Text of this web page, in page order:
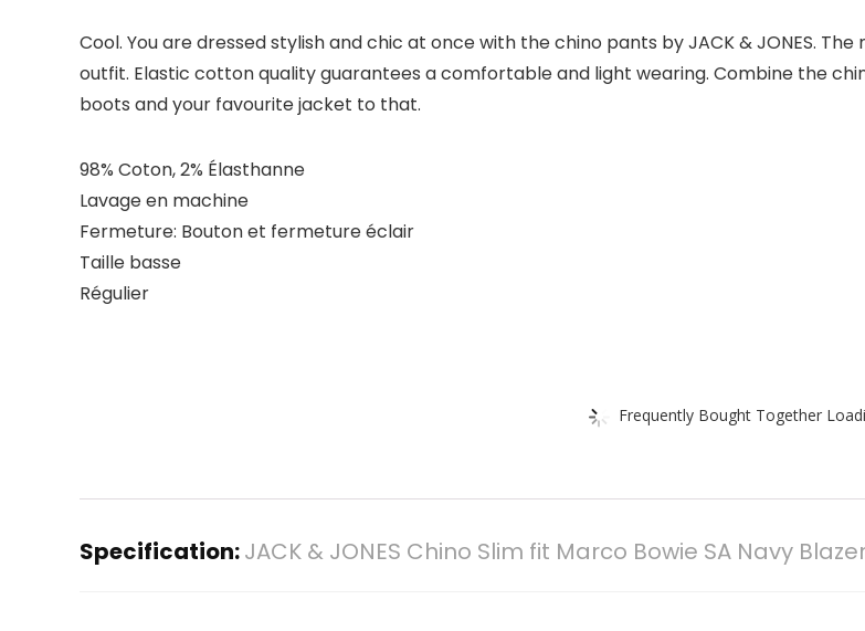
Cool. You are dressed stylish and chic at once with the chino pants by JACK & JONES.
outfit. Elastic cotton quality guarantees a comfortable and light wearing. Combine the
boots and your favourite jacket to that.
98% Coton, 2% Élasthanne
Lavage en machine
Fermeture: Bouton et fermeture éclair
Taille basse
Régulier
Frequently Bought Together
Specification:JACK & JONES Chino Slim fit Marco Bowie SA Navy